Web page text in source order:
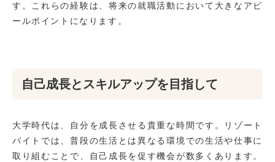
す。これらの経験は、将来の就職活動において大きなアピ
ールポイントになります。
自己成長とスキルアップを目指して
大学時代は、自分を成長させる貴重な時間です。リゾート
バイトでは、普段の生活とは異なる環境での生活や仕事に
取り組むことで、自己成長を促す機会が数多くあります。